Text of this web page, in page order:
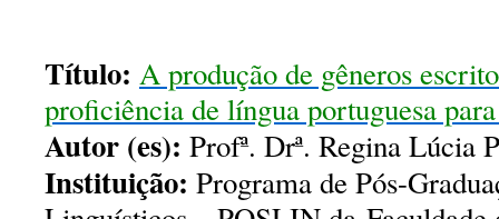
Título: A produção de gêneros
proficiência de língua portuguesa
Autor (es): Profª. Drª. Regina Lúcia
Instituição: Programa de Pós-